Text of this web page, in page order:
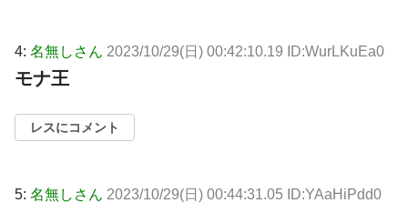
4: 名無しさん 2023/10/29(日) 00:42:10.19 ID:WurLKuEa0
モナ王
レスにコメント
5: 名無しさん 2023/10/29(日) 00:44:31.05 ID:YAaHiPdd0